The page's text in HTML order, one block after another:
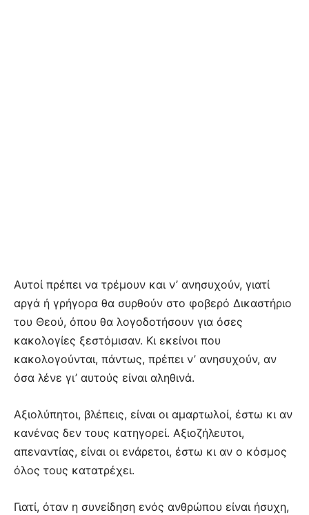
Αυτοί πρέπει να τρέμουν και ν’ ανησυχούν, γιατί
αργά ή γρήγορα θα συρθούν στο φοβερό Δικαστήριο
του Θεού, όπου θα λογοδοτήσουν για όσες
κακολογίες ξεστόμισαν. Κι εκείνοι που
κακολογούνται, πάντως, πρέπει ν’ ανησυχούν, αν
όσα λένε γι’ αυτούς είναι αληθινά.
Αξιολύπητοι, βλέπεις, είναι οι αμαρτωλοί, έστω κι αν
κανένας δεν τους κατηγορεί. Αξιοζήλευτοι,
απεναντίας, είναι οι ενάρετοι, έστω κι αν ο κόσμος
όλος τους κατατρέχει.
Γιατί, όταν η συνείδηση ενός ανθρώπου είναι ήσυχη,